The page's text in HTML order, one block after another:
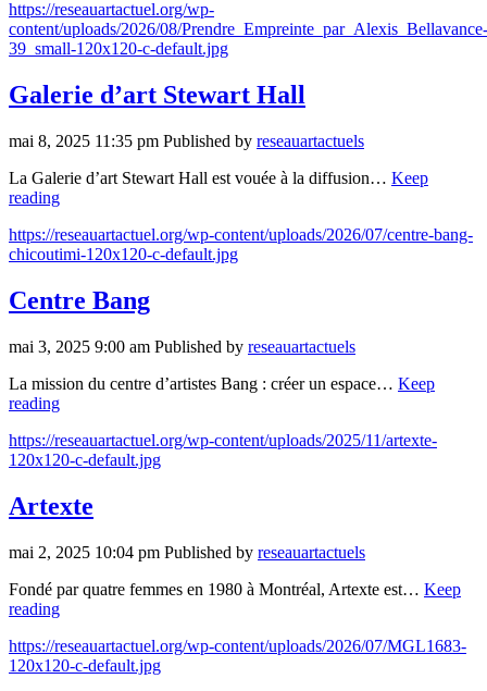
https://reseauartactuel.org/wp-
content/uploads/2026/08/Prendre_Empreinte_par_Alexis_Bellavance-
39_small-120x120-c-default.jpg
Galerie d’art Stewart Hall
mai 8, 2025 11:35 pm Published by reseauartactuels
La Galerie d’art Stewart Hall est vouée à la diffusion… Keep
reading
https://reseauartactuel.org/wp-content/uploads/2026/07/centre-bang-
chicoutimi-120x120-c-default.jpg
Centre Bang
mai 3, 2025 9:00 am Published by reseauartactuels
La mission du centre d’artistes Bang : créer un espace… Keep
reading
https://reseauartactuel.org/wp-content/uploads/2025/11/artexte-
120x120-c-default.jpg
Artexte
mai 2, 2025 10:04 pm Published by reseauartactuels
Fondé par quatre femmes en 1980 à Montréal, Artexte est… Keep
reading
https://reseauartactuel.org/wp-content/uploads/2026/07/MGL1683-
120x120-c-default.jpg